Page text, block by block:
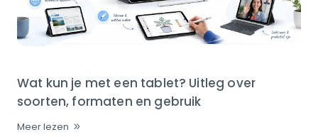
Wat kun je met een tablet? Uitleg over
soorten, formaten en gebruik
Meer lezen